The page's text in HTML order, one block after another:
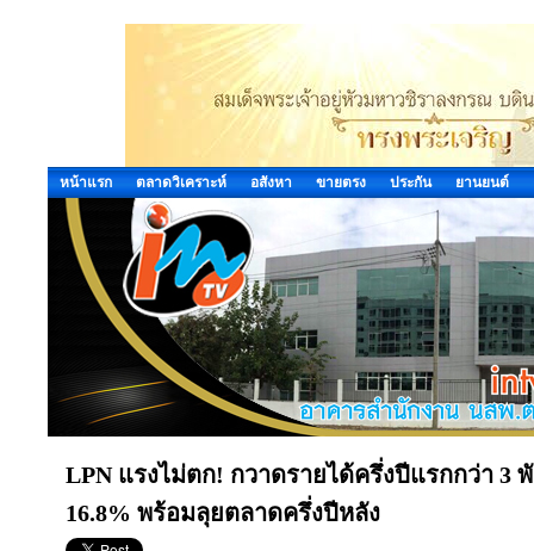
หน้าแรก ตลาดวิเคราะห์ อสังหา ขายตรง ประกัน ยานยนต์
LPN แรงไม่ตก! กวาดรายได้ครึ่งปีแรกกว่า 3
16.8% พร้อมลุยตลาดครึ่งปีหลัง